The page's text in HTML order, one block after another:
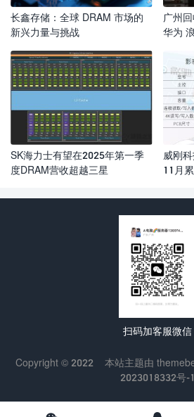
长鑫存储：全球 DRAM 市场的
新兴力量与挑战
广州
华为
SK海力士有望在2025年第一季
度DRAM营收超越三星
威刚
11月
扫码加客服微信
Copyright © 2022 本站主题由
2023018332号-1